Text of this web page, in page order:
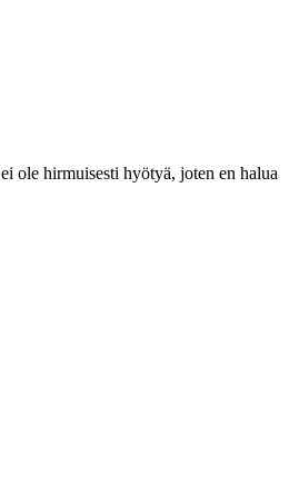
ole hirmuisesti hyötyä, joten en halua